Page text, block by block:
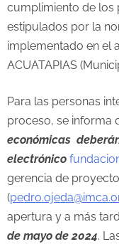
cumplimiento de los
estipulados por la
implementado en el
ACUATAPIAS
Para las personas
proceso, se informa
económicas
electrónico
gerencia de
(
apertura y a más
de mayo de 2024.